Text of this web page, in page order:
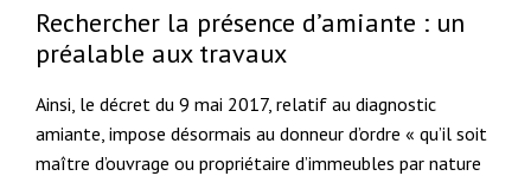
Rechercher la présence d’amiante : un
préalable aux travaux
Ainsi, le décret du 9 mai 2017, relatif au diagnostic
amiante, impose désormais au donneur d’ordre « qu’il soit
maître d’ouvrage ou propriétaire d’immeubles par nature